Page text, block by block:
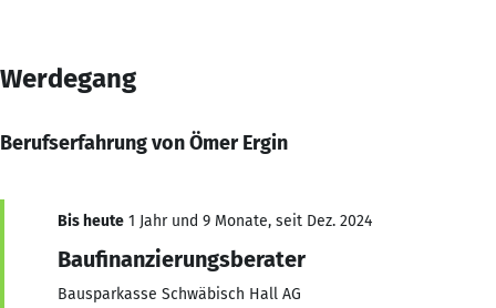
Werdegang
Berufserfahrung von Ömer Ergin
Bis heute 1 Jahr und 9 Monate, seit Dez. 2024
Baufinanzierungsberater
Bausparkasse Schwäbisch Hall AG